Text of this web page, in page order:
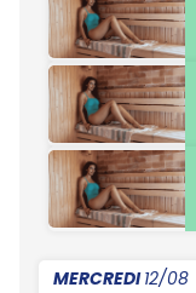
MERCREDI12/08